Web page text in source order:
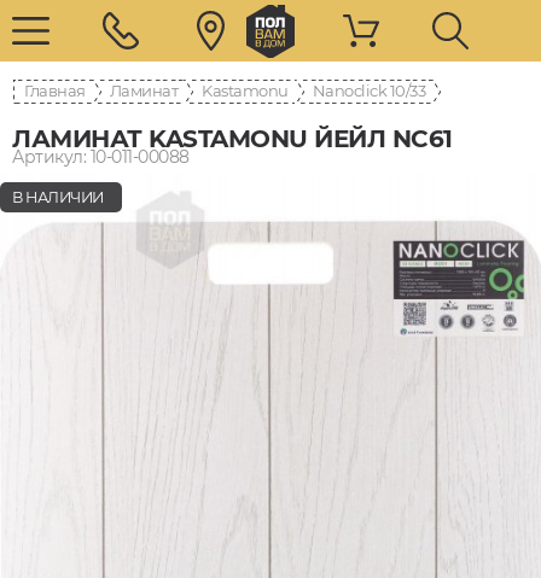
Главная Ламинат Kastamonu Nanoclick 10/33
ЛАМИНАТ KASTAMONU ЙЕЙЛ NC61
Артикул: 10-011-00088
В НАЛИЧИИ